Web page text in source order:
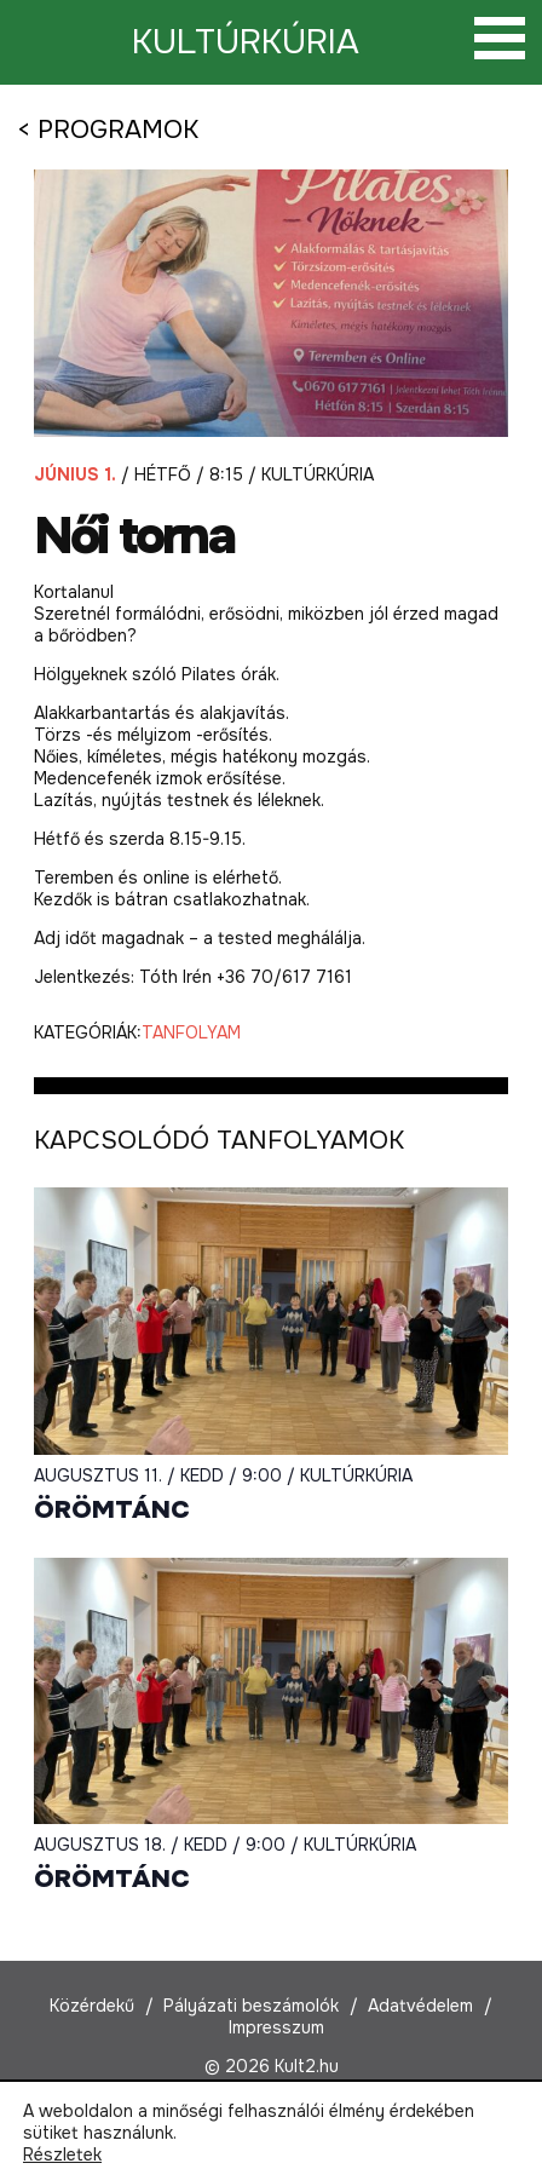
KULTÚRKÚRIA
< PROGRAMOK
JÚNIUS 1. / HÉTFŐ / 8:15 / KULTÚRKÚRIA
Női torna
Kortalanul
Szeretnél formálódni, erősödni, miközben jól érzed magad
a bőrödben?
Hölgyeknek szóló Pilates órák.
Alakkarbantartás és alakjavítás.
Törzs -és mélyizom -erősítés.
Nőies, kíméletes, mégis hatékony mozgás.
Medencefenék izmok erősítése.
Lazítás, nyújtás testnek és léleknek.
Hétfő és szerda 8.15-9.15.
Teremben és online is elérhető.
Kezdők is bátran csatlakozhatnak.
Adj időt magadnak – a tested meghálálja.
Jelentkezés: Tóth Irén +36 70/617 7161
KATEGÓRIÁK:TANFOLYAM
KAPCSOLÓDÓ TANFOLYAMOK
AUGUSZTUS 11. / KEDD / 9:00 / KULTÚRKÚRIA
ÖRÖMTÁNC
AUGUSZTUS 18. / KEDD / 9:00 / KULTÚRKÚRIA
ÖRÖMTÁNC
Közérdekű Pályázati beszámolók
Adatvédelem
Impresszum
© 2026 Kult2.hu
Kult2 Nonprofit Kft.
1022 Budapest, Marczibányi tér 5/A
A weboldalon a minőségi felhasználói élmény érdekében
sütiket használunk.
Részletek